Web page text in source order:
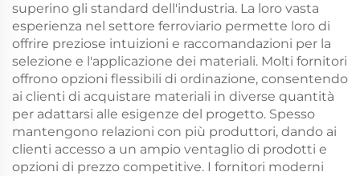
superino gli standard dell'industria. La loro vasta
esperienza nel settore ferroviario permette loro di
offrire preziose intuizioni e raccomandazioni per la
selezione e l'applicazione dei materiali. Molti fornitori
offrono opzioni flessibili di ordinazione, consentendo
ai clienti di acquistare materiali in diverse quantità
per adattarsi alle esigenze del progetto. Spesso
mantengono relazioni con più produttori, dando ai
clienti accesso a un ampio ventaglio di prodotti e
opzioni di prezzo competitive. I fornitori moderni